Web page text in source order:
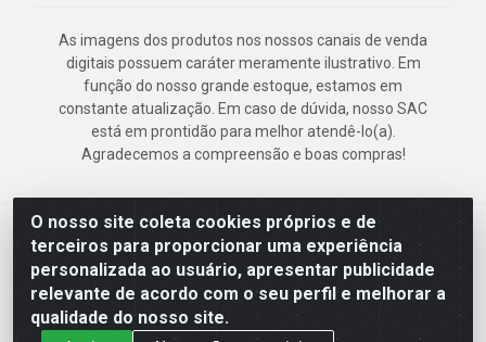
O nosso site coleta cookies próprios e de
terceiros para proporcionar uma experiência
personalizada ao usuário, apresentar publicidade
relevante de acordo com o seu perfil e melhorar a
qualidade do nosso site.
As imagens dos produtos nos nossos canais de venda
digitais possuem caráter meramente ilustrativo. Em
função do nosso grande estoque, estamos em
constante atualização. Em caso de dúvida, nosso SAC
está em prontidão para melhor atendê-lo(a).
Agradecemos a compreensão e boas compras!
Deskontão Atacado - Av. Marechal Mascarenhas de Morais, 2471 -
Imbiribeira - Recife/PE - CEP 51.150-001 - CNPJ 24.150.377/0003-
57